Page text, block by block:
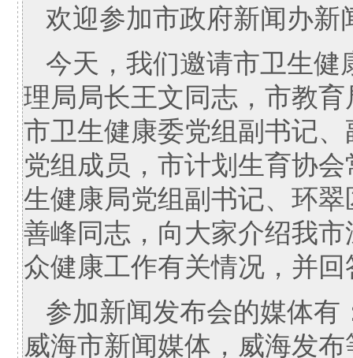
欢迎参加市政府新闻办新
今天，我们邀请市卫生
理局局长王文同志，市教
市卫生健康委党组副书记
党组成员，市计划生育协
生健康局党组副书记、环
善峰同志，向大家介绍我
众健康工作有关情况，并
参加新闻发布会的媒体
威海市新闻媒体，威海发布